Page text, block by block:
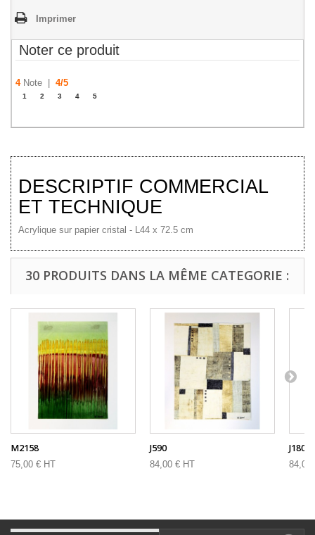
Imprimer
Noter ce produit
4Note | 4/5
1 2 3 4 5
DESCRIPTIF COMMERCIAL
ET TECHNIQUE
Acrylique sur papier cristal - L44 x 72.5 cm
30 PRODUITS DANS LA MÊME CATEGORIE :
M2158
75,00 € HT
J590
84,00 € HT
J180
84,00